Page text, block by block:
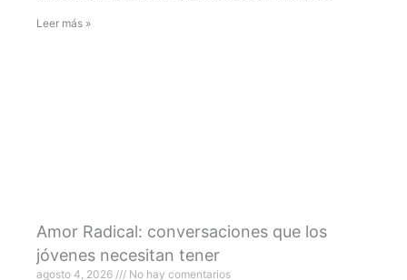
Leer más »
Amor Radical: conversaciones que los
jóvenes necesitan tener
agosto 4, 2026 No hay comentarios